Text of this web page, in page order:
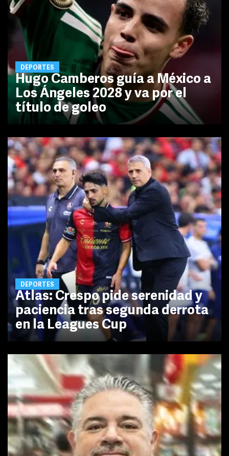
DEPORTES
Hugo Camberos guía a México a
Los Ángeles 2028 y va por el
título de goleo
DEPORTES
Atlas: Crespo pide serenidad y
paciencia tras segunda derrota
en la Leagues Cup